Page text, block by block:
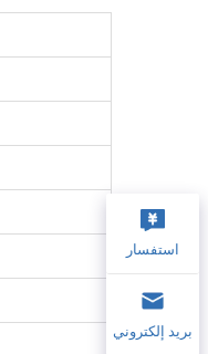
استفسار
بريد إلكتروني